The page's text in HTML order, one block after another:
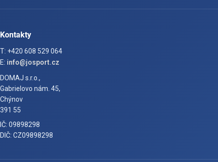
Kontakty
T: +420 608 529 064
E: info@josport.cz
DOMAJ s.r.o.,
Gabrielovo nám. 45,
Chýnov
391 55
IČ: 09898298
DIČ: CZ09898298